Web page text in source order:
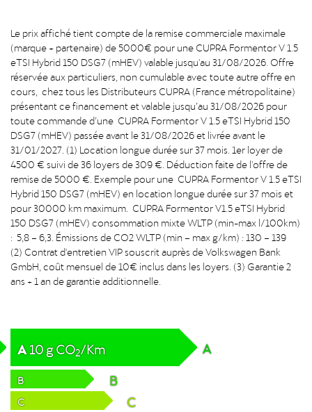
Le prix affiché tient compte de la remise commerciale maximale
(marque + partenaire) de 5000€ pour une CUPRA Formentor V 1.5
eTSI Hybrid 150 DSG7 (mHEV) valable jusqu'au 31/08/2026. Offre
réservée aux particuliers, non cumulable avec toute autre offre en
cours, chez tous les Distributeurs CUPRA (France métropolitaine)
présentant ce financement et valable jusqu’au 31/08/2026 pour
toute commande d’une CUPRA Formentor V 1.5 eTSI Hybrid 150
DSG7 (mHEV) passée avant le 31/08/2026 et livrée avant le
31/01/2027. (1) Location longue durée sur 37 mois. 1er loyer de
4500 € suivi de 36 loyers de 309 €. Déduction faite de l'offre de
remise de 5000 €. Exemple pour une CUPRA Formentor V 1.5 eTSI
Hybrid 150 DSG7 (mHEV) en location longue durée sur 37 mois et
pour 30000 km maximum. CUPRA Formentor V1.5 eTSI Hybrid
150 DSG7 (mHEV) consommation mixte WLTP (min-max l/100km)
: 5,8 – 6,3. Émissions de CO2 WLTP (min – max g/km) : 130 – 139
(2) Contrat d'entretien VIP souscrit auprès de Volkswagen Bank
GmbH, coût mensuel de 10€ inclus dans les loyers. (3) Garantie 2
ans + 1 an de garantie additionnelle.
A10gCO2/Km A
B B
C C